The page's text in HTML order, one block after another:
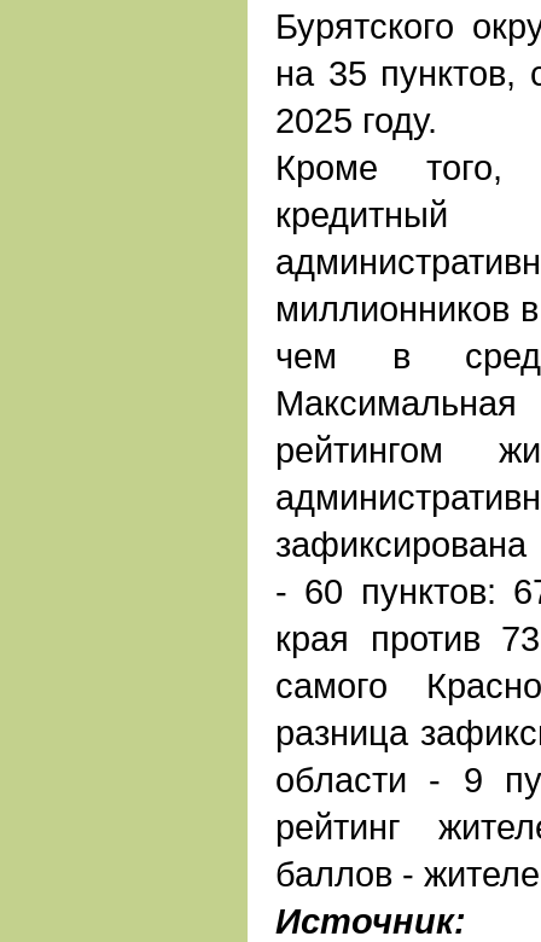
Бурятского
на 35 пунктов,
2025 году.
Кроме
кредитный
миллионников
чем в
рейтингом
- 60 пунктов:
края против
самого
разница
области - 9
рейтинг
баллов -
Источник: